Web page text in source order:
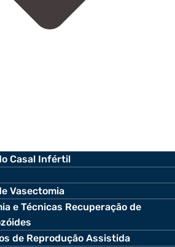
Casal Infértil
Vasectomia
e Técnicas Recuperação de
de Reprodução Assistida